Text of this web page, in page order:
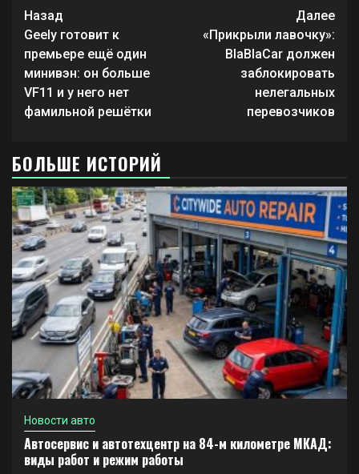
Продолжить
чтение
Назад
Geely готовит к
премьере ещё один
минивэн: он больше
VF11 и у него нет
фамильной решётки
Далее
«Прикрыли лавочку»:
BlaBlaCar должен
заблокировать
нелегальных
перевозчиков
БОЛЬШЕ ИСТОРИЙ
Новости авто
Автосервис и автотехцентр на 84-м километре МКАД:
виды работ и режим работы